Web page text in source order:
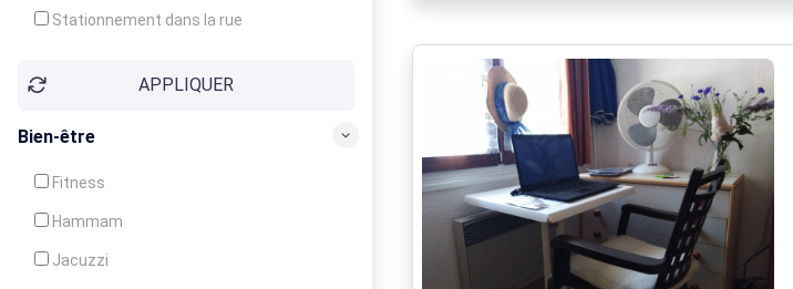
Stationnement dans la rue
APPLIQUER
Bien-être
Fitness
Hammam
Jacuzzi